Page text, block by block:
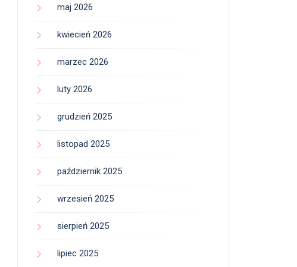
maj 2026
kwiecień 2026
marzec 2026
luty 2026
grudzień 2025
listopad 2025
październik 2025
wrzesień 2025
sierpień 2025
lipiec 2025